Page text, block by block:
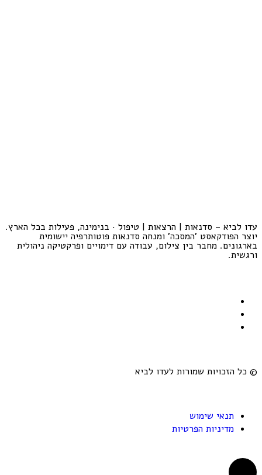
עדו לביא – סדנאות | הרצאות | טיפול · בנימינה, פעילות בכל הארץ.
יוצר הפודקאסט 'המסכה' ומנחה סדנאות פוטותרפיה יישומית
בארגונים. מחבר בין צילום, עבודה עם דימויים ופרקטיקה ניהולית
ורגשית.
© כל הזכויות שמורות לעדו לביא
תנאי שימוש
מדיניות הפרטיות